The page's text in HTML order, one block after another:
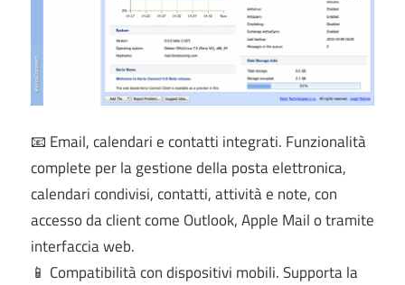
📧 Email, calendari e contatti integrati. Funzionalità
complete per la gestione della posta elettronica,
calendari condivisi, contatti, attività e note, con
accesso da client come Outlook, Apple Mail o tramite
interfaccia web.
📱 Compatibilità con dispositivi mobili. Supporta la